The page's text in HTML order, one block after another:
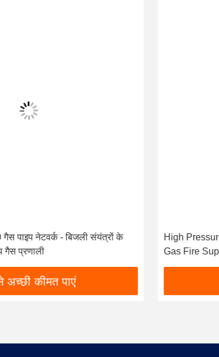
High Pressure FM200 Pipe Network
Gas Fire Suppression for Data Centers